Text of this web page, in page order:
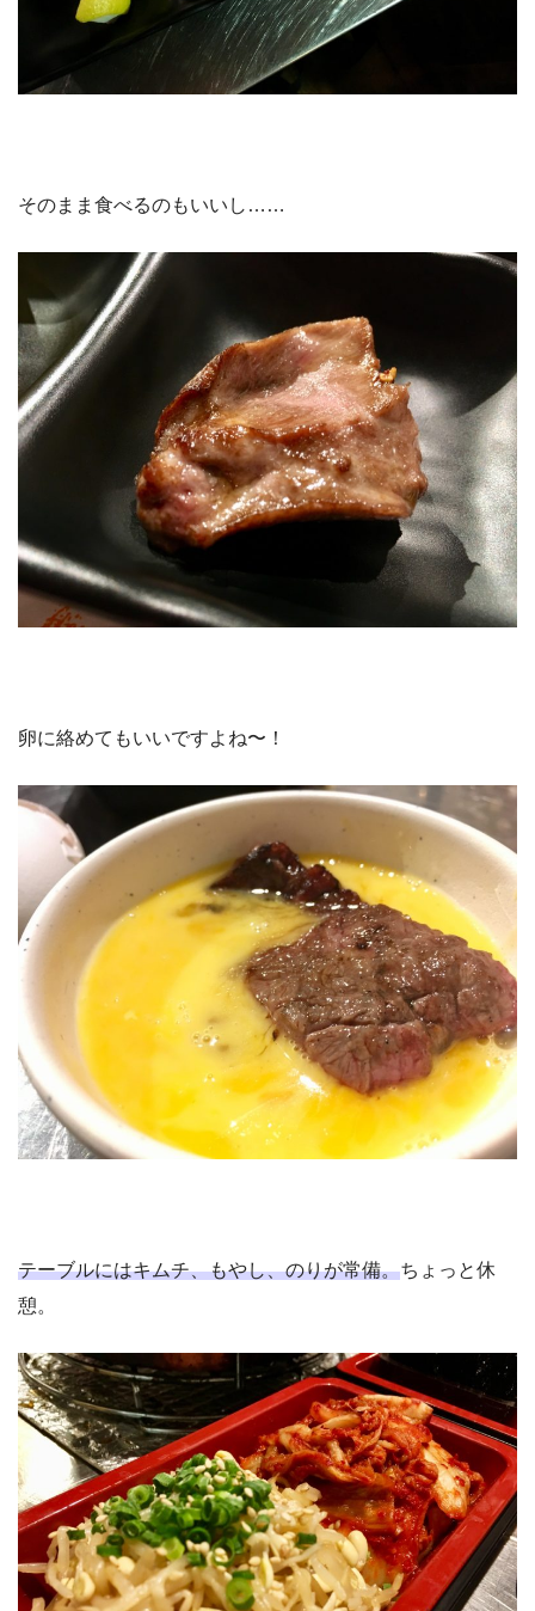
そのまま食べるのもいいし……
卵に絡めてもいいですよね〜！
テーブルにはキムチ、もやし、のりが常備。ちょっと休
憩。